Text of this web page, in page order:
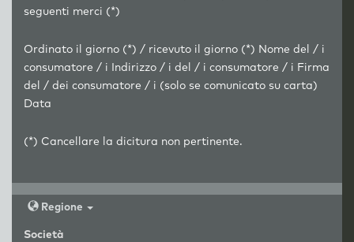
seguenti merci (*)
Ordinato il giorno (*) / ricevuto il giorno (*) Nome del / i
consumatore / i Indirizzo / i del / i consumatore / i Firma
del / dei consumatore / i (solo se comunicato su carta)
Data
(*) Cancellare la dicitura non pertinente.
Regione
Società